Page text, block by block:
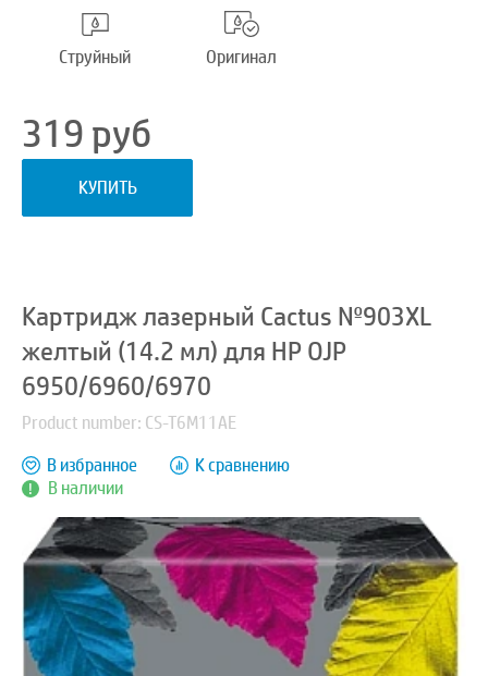
Струйный Оригинал
319руб
КУПИТЬ
Картридж лазерный Cactus №903XL
желтый (14.2 мл) для HP OJP
6950/6960/6970
Product number: CS-T6M11AE
В наличии
В избранное К сравнению